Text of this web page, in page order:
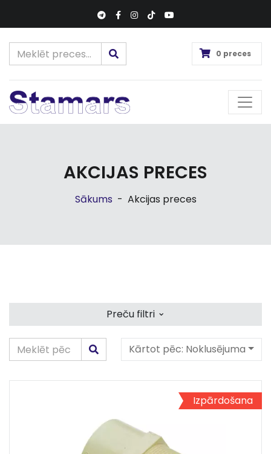
0 preces
AKCIJAS PRECES
Sākums - Akcijas preces
Preču filtri ⌄
Kārtot pēc: Noklusējuma
Izpārdošana